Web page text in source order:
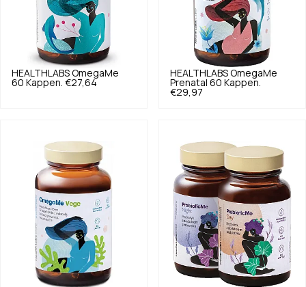
HEALTHLABS OmegaMe
60 Kappen. €27,64
HEALTHLABS OmegaMe
Prenatal 60 Kappen.
€29,97